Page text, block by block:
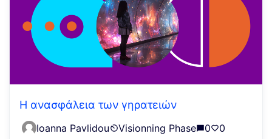
Η ανασφάλεια των γηρατειών
Ioanna Pavlidou Visionning Phase 0 0